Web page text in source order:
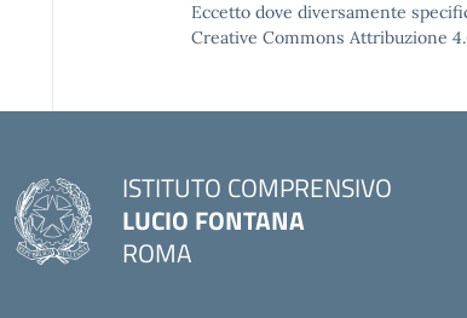
Eccetto dove diversamente
Creative Commons Attribuzione
ISTITUTO COMPRENSIVO
LUCIO FONTANA
ROMA